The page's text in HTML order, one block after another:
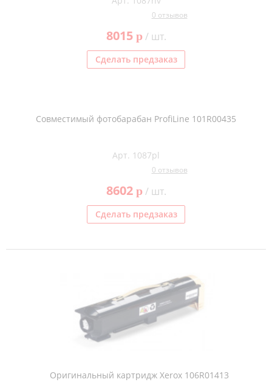
0 отзывов
8015 p/ шт.
Сделать предзаказ
Совместимый фотобарабан ProfiLine 101R00435
Арт. 1087pl
0 отзывов
8602 p/ шт.
Сделать предзаказ
Оригинальный картридж Xerox 106R01413